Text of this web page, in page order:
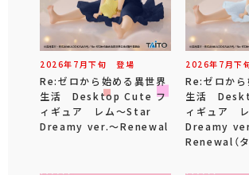
2026年 7 月下旬 登場
Re:ゼロから始める異世界
生活 Desktop Cute フ
ィギュア レム～Star
Dreamy ver.～Renewal
2026年 7 月下
Re:ゼロか
生活
ィギュア
Dreamy
Renewal（